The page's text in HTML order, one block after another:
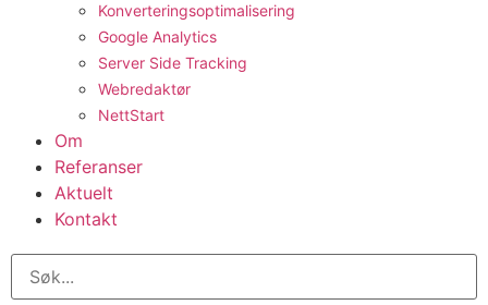
Konverteringsoptimalisering
Google Analytics
Server Side Tracking
Webredaktør
NettStart
Om
Referanser
Aktuelt
Kontakt